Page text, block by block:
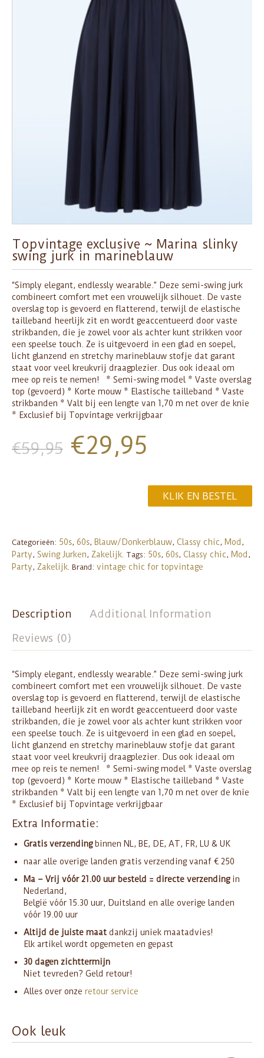
Topvintage exclusive ~ Marina slinky
swing jurk in marineblauw
“Simply elegant, endlessly wearable.” Deze semi-swing jurk
combineert comfort met een vrouwelijk silhouet. De vaste
overslag top is gevoerd en flatterend, terwijl de elastische
tailleband heerlijk zit en wordt geaccentueerd door vaste
strikbanden, die je zowel voor als achter kunt strikken voor
een speelse touch. Ze is uitgevoerd in een glad en soepel,
licht glanzend en stretchy marineblauw stofje dat garant
staat voor veel kreukvrij draagplezier. Dus ook ideaal om
mee op reis te nemen! * Semi-swing model * Vaste overslag
top (gevoerd) * Korte mouw * Elastische tailleband * Vaste
strikbanden * Valt bij een lengte van 1,70 m net over de knie
* Exclusief bij Topvintage verkrijgbaar
€59,95 €29,95
KLIK EN BESTEL
Categorieën: 50s, 60s, Blauw/Donkerblauw, Classy chic, Mod ,
Party, Swing Jurken, Zakelijk. Tags: 50s, 60s, Classy chic, Mod ,
Party, Zakelijk. Brand: vintage chic for topvintage
Description
Additional Information
Reviews (0)
“Simply elegant, endlessly wearable.” Deze semi-swing jurk
combineert comfort met een vrouwelijk silhouet. De vaste
overslag top is gevoerd en flatterend, terwijl de elastische
tailleband heerlijk zit en wordt geaccentueerd door vaste
strikbanden, die je zowel voor als achter kunt strikken voor
een speelse touch. Ze is uitgevoerd in een glad en soepel,
licht glanzend en stretchy marineblauw stofje dat garant
staat voor veel kreukvrij draagplezier. Dus ook ideaal om
mee op reis te nemen! * Semi-swing model * Vaste overslag
top (gevoerd) * Korte mouw * Elastische tailleband * Vaste
strikbanden * Valt bij een lengte van 1,70 m net over de knie
* Exclusief bij Topvintage verkrijgbaar
Extra Informatie:
Gratis verzendingbinnen NL, BE, DE, AT, FR, LU & UK
naar alle overige landen gratis verzending vanaf € 250
Ma – Vrij vóór 21.00 uur besteld = directe verzendingin
Nederland,
België vóór 15.30 uur, Duitsland en alle overige landen
vóór 19.00 uur
Altijd de juiste maat dankzij uniek maatadvies!
Elk artikel wordt opgemeten en gepast
30 dagen zichttermijn
Niet tevreden? Geld retour!
Alles over onze retour service
Ook leuk